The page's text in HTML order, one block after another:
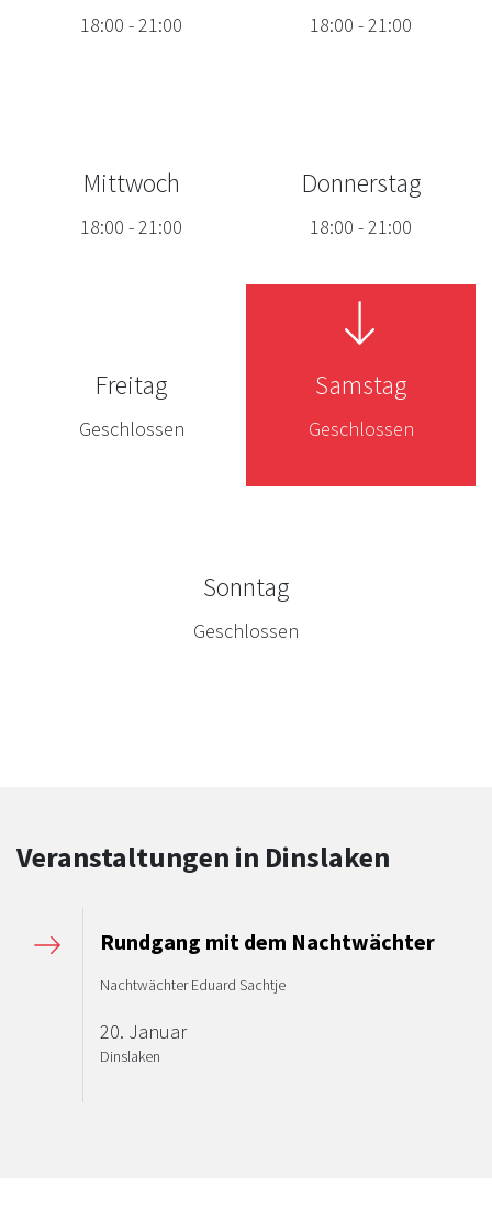
18:00 -21:00 18:00 -21:00
Mittwoch
18:00 -21:00
Donnerstag
18:00 -21:00
Freitag
Geschlossen
Samstag
Geschlossen
Sonntag
Geschlossen
Veranstaltungen in Dinslaken
Rundgang mit dem Nachtwächter
Nachtwächter Eduard Sachtje
20. Januar
Dinslaken